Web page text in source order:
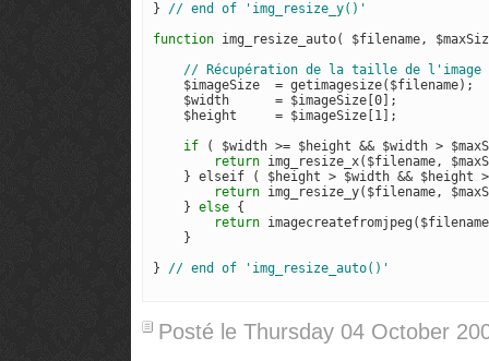
}
function img_resize_auto( $filename,
    $imageSize  = getimagesize($filename);
    $width      = $imageSize[0];
    $height     = $imageSize[1];
if ( $width >= $height && $width >
return img_resize_x($filename,
} elseif ( $height > $width && $height
return img_resize_y($filename,
    }
else {
return
    }
}
Posté le Thursday 04 October